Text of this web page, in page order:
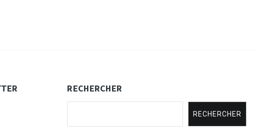
RECHERCHER
RECHERCHER